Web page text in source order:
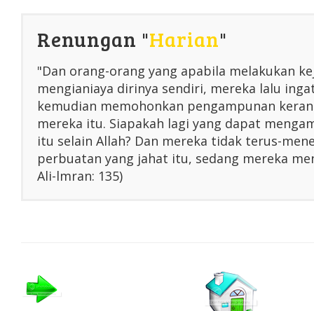
Renungan "Harian"
"Dan orang-orang yang apabila melakukan
mengianiaya dirinya sendiri, mereka lalu
kemudian memohonkan pengampunan
mereka itu. Siapakah lagi yang dapat
itu selain Allah? Dan mereka tidak terus-
perbuatan yang jahat itu, sedang mereka
Ali-lmran: 135)